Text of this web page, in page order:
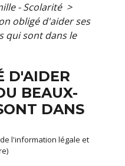
- Scolarité >
obligé d'aider ses
qui sont dans le
D'AIDER
BEAUX-
DANS
de l'information légale et